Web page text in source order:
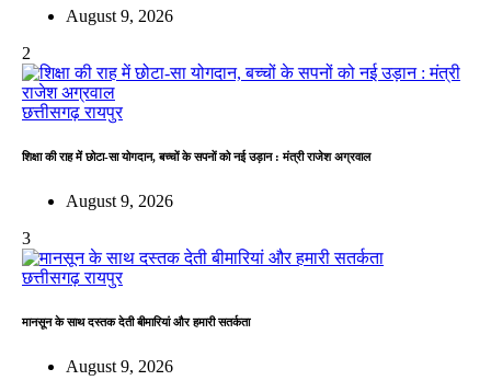
August 9, 2026
2
छत्तीसगढ़रायपुर
शिक्षा की राह में छोटा-सा योगदान, बच्चों के सपनों को नई उड़ान : मंत्री राजेश अग्रवाल
August 9, 2026
3
छत्तीसगढ़रायपुर
मानसून के साथ दस्तक देती बीमारियां और हमारी सतर्कता
August 9, 2026